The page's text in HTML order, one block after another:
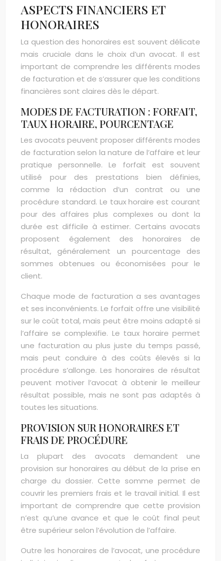
ASPECTS FINANCIERS ET
HONORAIRES
La question des honoraires est souvent délicate
mais cruciale dans le choix d’un avocat. Il est
important de comprendre les différents modes
de facturation et de s’assurer que les conditions
financières sont claires dès le départ.
MODES DE FACTURATION : FORFAIT,
TAUX HORAIRE, POURCENTAGE
Les avocats peuvent proposer différents modes
de facturation selon la nature de l’affaire et leur
pratique personnelle. Le forfait est souvent
utilisé pour des prestations bien définies,
comme la rédaction d’un contrat ou une
procédure standard. Le taux horaire est courant
pour des affaires plus complexes ou dont la
durée est difficile à estimer. Certains avocats
proposent également des honoraires de
résultat, généralement un pourcentage des
sommes obtenues ou économisées pour le
client.
Chaque mode de facturation a ses avantages
et ses inconvénients. Le forfait offre une visibilité
sur le coût total, mais peut être moins adapté si
l’affaire se complexifie. Le taux horaire permet
une facturation au plus juste du temps passé,
mais peut conduire à des coûts élevés si la
procédure s’allonge. Les honoraires de résultat
peuvent motiver l’avocat à obtenir le meilleur
résultat possible, mais ne sont pas adaptés à
toutes les situations.
PROVISION SUR HONORAIRES ET
FRAIS DE PROCÉDURE
La plupart des avocats demandent une
provision sur honoraires au début de la prise en
charge du dossier. Cette somme permet de
couvrir les premiers frais et le travail initial. Il est
important de comprendre que cette provision
n’est qu’une avance et que le coût final peut
être supérieur selon l’évolution de l’affaire.
Outre les honoraires de l’avocat, une procédure